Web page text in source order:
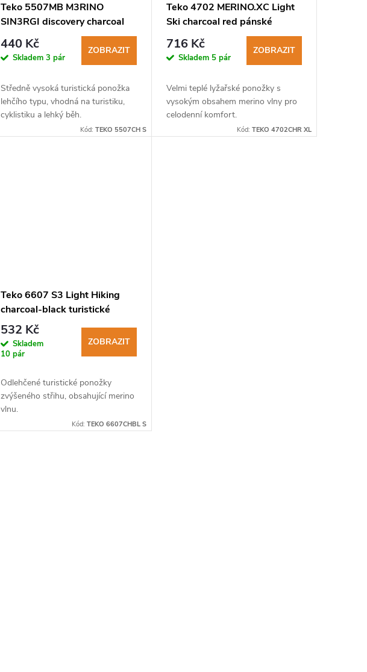
Teko 5507MB M3RINO
SIN3RGI discovery charcoal
turistické ponožky
440 Kč
Skladem3 pár
ZOBRAZIT
Středně vysoká turistická ponožka
lehčího typu, vhodná na turistiku,
cyklistiku a lehký běh.
Kód: TEKO 5507CH S
Teko 4702 MERINO.XC Light
Ski charcoal red pánské
lyžařské ponožky
716 Kč
Skladem 5 pár
ZOBRAZIT
Velmi teplé lyžařské ponožky s
vysokým obsahem merino vlny pro
celodenní komfort.
Kód: TEKO 4702CHR XL
Teko 6607 S3 Light Hiking
charcoal-black turistické
ponožky
532 Kč
Skladem
10 pár
ZOBRAZIT
Odlehčené turistické ponožky
zvýšeného střihu, obsahující merino
vlnu.
Kód: TEKO 6607CHBL S